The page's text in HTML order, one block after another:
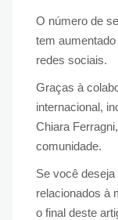
O número de
tem
redes sociais.
Graças à
internacional,
Chiara
comunidade.
Se você
relacionados à
o final deste